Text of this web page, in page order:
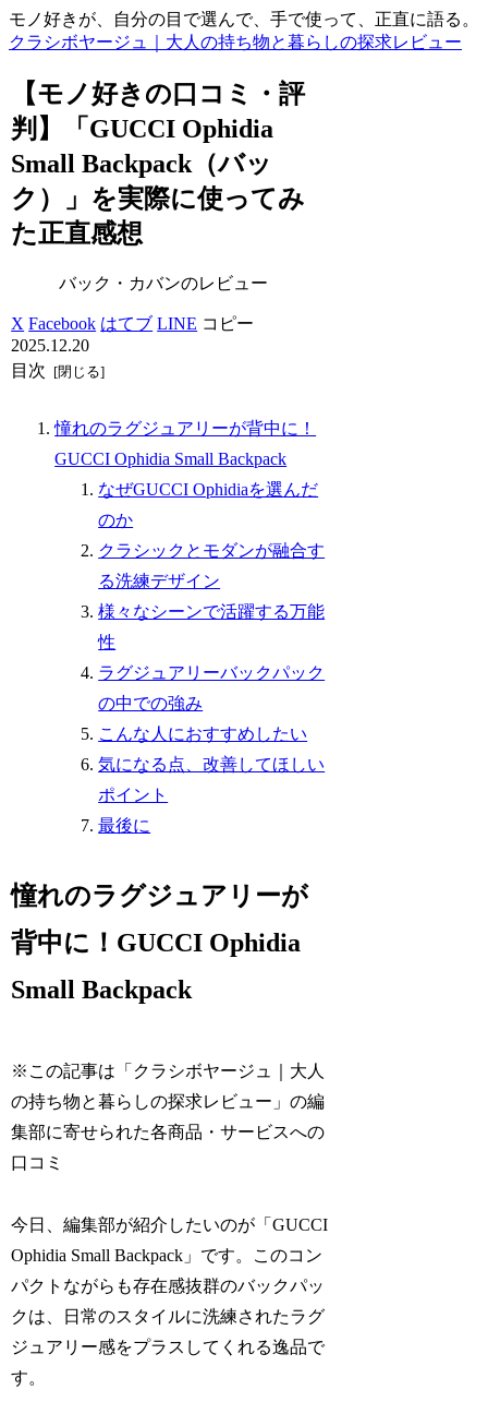
モノ好きが、自分の目で選んで、手で使って、正直に語る。
クラシボヤージュ｜大人の持ち物と暮らしの探求レビュー
【モノ好きの口コミ・評
判】「GUCCI Ophidia
Small Backpack（バッ
ク）」を実際に使ってみ
た正直感想
バック・カバンのレビュー
X Facebook はてブ LINE コピー
2025.12.20
目次
憧れのラグジュアリーが背中に！
GUCCI Ophidia Small Backpack
なぜGUCCI Ophidiaを選んだ
のか
クラシックとモダンが融合す
る洗練デザイン
様々なシーンで活躍する万能
性
ラグジュアリーバックパック
の中での強み
こんな人におすすめしたい
気になる点、改善してほしい
ポイント
最後に
憧れのラグジュアリーが
背中に！GUCCI Ophidia
Small Backpack
※この記事は「クラシボヤージュ｜大人
の持ち物と暮らしの探求レビュー」の編
集部に寄せられた各商品・サービスへの
口コミ
今日、編集部が紹介したいのが「GUCCI
Ophidia Small Backpack」です。このコン
パクトながらも存在感抜群のバックパッ
クは、日常のスタイルに洗練されたラグ
ジュアリー感をプラスしてくれる逸品で
す。